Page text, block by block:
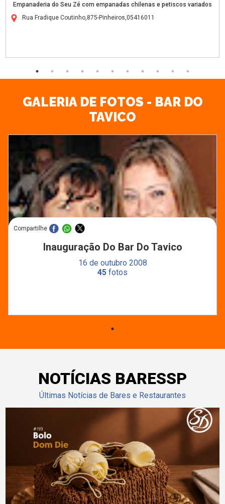
Empanaderia do Seu Zé com empanadas chilenas e petiscos variados
Rua Fradique Coutinho,875-Pinheiros,05416011
GALERIA DE FOTOS - BAR DO
TAVICO
Compartilhe
Inauguração Do Bar Do Tavico
16 de outubro 2008
45 fotos
NOTÍCIAS BARESSP
Últimas Notícias de Bares e Restaurantes